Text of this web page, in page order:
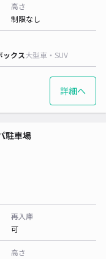
高さ
制限なし
ックス大型車・SUV
詳細へ
駐車場
再入庫
可
高さ